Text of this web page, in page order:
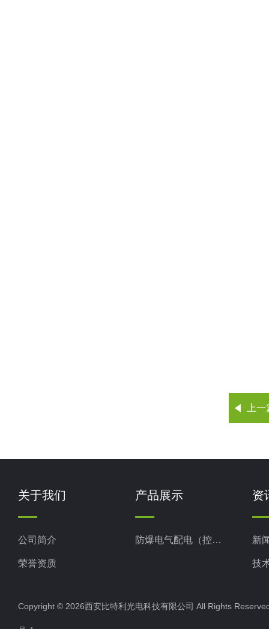
上
关于我们
公司简介
荣誉资质
产品展示
防爆电气配电（控制）产品
资
新
技
Copyright © 2026西安比特利光电科技有限公司 All Rights